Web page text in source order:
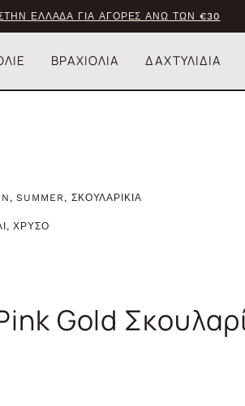
ΕΛΛΑΔΑ ΓΙΑ ΑΓΟΡΕΣ ΑΝΩ ΤΩΝ €30
ΒΡΑΧΙΟΛΙΑ ΔΑΧΤΥΛΙΔΙΑ
,SUMMER, ΣΚΟΥΛΑΡΙΚΙΑ
,ΧΡΥΣΟ
Gold